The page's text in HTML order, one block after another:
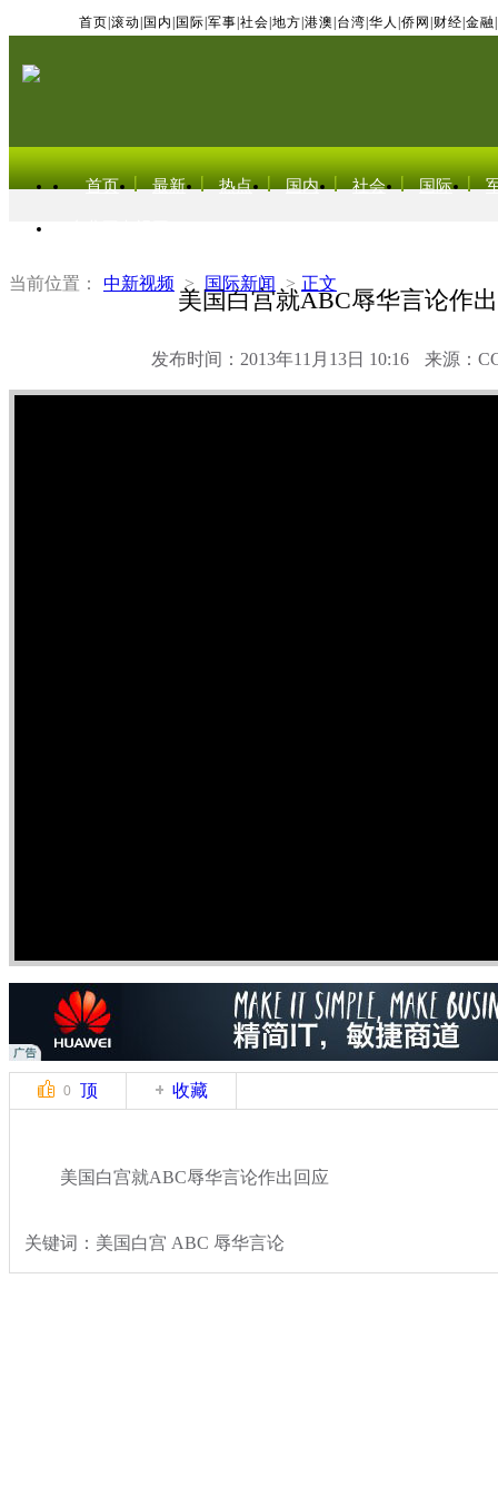
首页 滚动 国内 国际 军事 社会 地方 港澳 台湾 华人 侨网 财经 金融
首页 最新 热点 国内 社会 国际
当前位置： 中新视频 > 国际新闻 > 正文
美国白宫就ABC辱华言论作
发布时间：2013年11月13日 10:16 来源：
0 顶 收藏
美国白宫就ABC辱华言论作出回应
关键词：美国白宫 ABC 辱华言论